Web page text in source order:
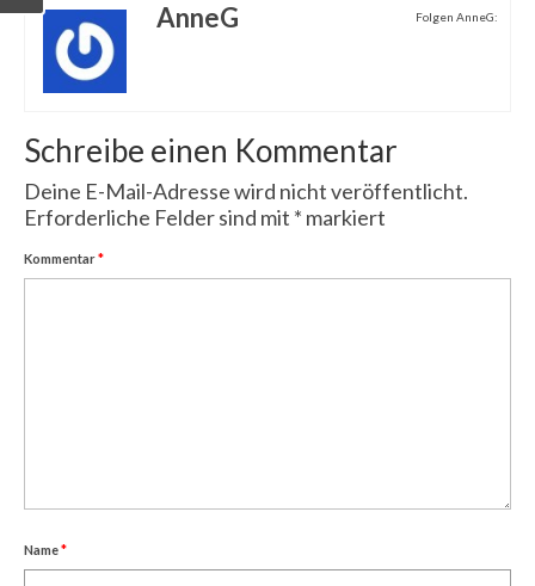
Folgen AnneG:
AnneG
Schreibe einen Kommentar
Deine E-Mail-Adresse wird nicht veröffentlicht.
Erforderliche Felder sind mit * markiert
Kommentar*
Name*